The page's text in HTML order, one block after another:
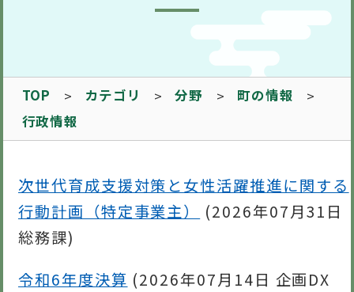
TOP カテゴリ 分野
町の情報
行政情報
次世代育成支援対策と女性活躍推進に関する
行動計画（特定事業主）
(2026年07月31日
総務課)
令和6年度決算 (2026年07月14日 企画DX